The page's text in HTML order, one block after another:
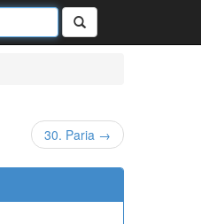
Rechercher
30. Paria →